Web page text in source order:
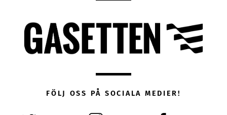
FÖLJ OSS PÅ SOCIALA MEDIER!